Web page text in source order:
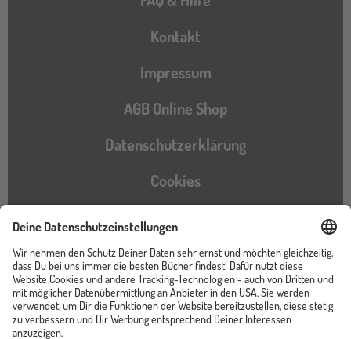
Kontakt
Impressum
AGB Online Shop
Datenschutzerklärung
Cookies
Barrierefreiheitserklärung
Instagram
TikTokPinterestYouTubeFacebook